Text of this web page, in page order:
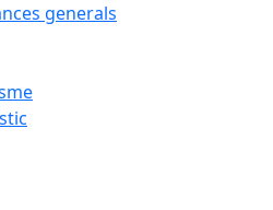
generals